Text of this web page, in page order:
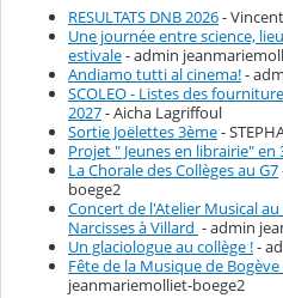
RESULTATS DNB 2026-
Une journée entre science,
estivale- admin
Andiamo tutti al cinema!-
SCOLEO - Listes des
2027- Aicha Lagriffoul
Sortie Joëlettes 3ème-
Projet " Jeunes en librairie" en
La Chorale des Collèges au G7
boege2
Concert de l'Atelier Musical au
Narcisses à Villard - admin
Un glaciologue au collège !-
Fête de la Musique de
jeanmariemolliet-boege2